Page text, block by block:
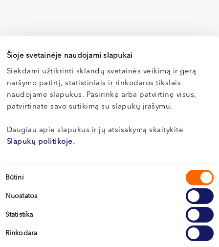
Šioje svetainėje naudojami slapukai
Siekdami užtikrinti sklandų svetainės veikimą ir gerą
naršymo patirtį, statistiniais ir rinkodaros tikslais
naudojame slapukus. Pasirinkę arba patvirtinę visus,
patvirtinate savo sutikimą su slapukų įrašymu.
Daugiau apie slapukus ir jų atsisakymą skaitykite
Slapukų politikoje.
Sutikimo
Būtini
Nuostatos
Statistika
Rinkodara
Darbo laikas:
I-V 08:00 - 20:00
VI, VII --
Vilnius
Kaunas
Kretinga